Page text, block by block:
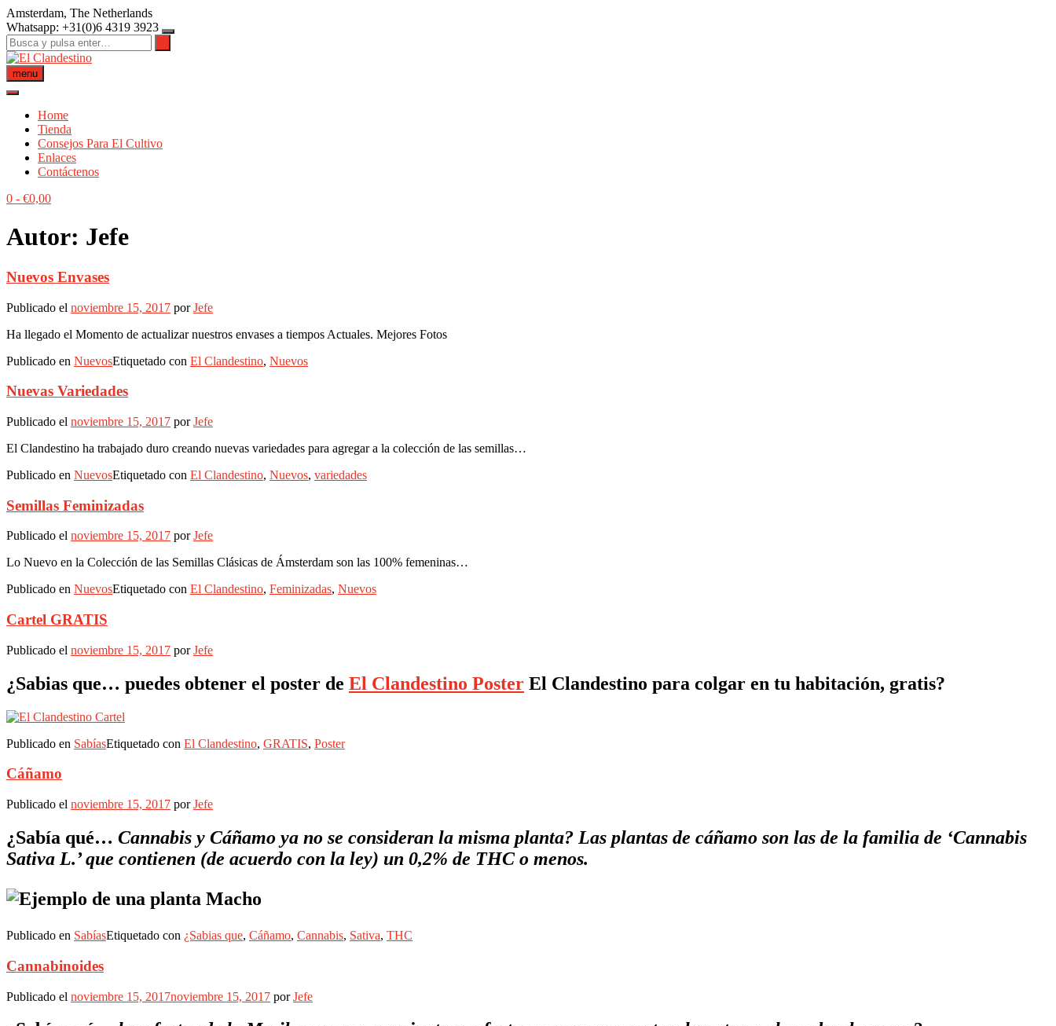
Saltar
al
contenido
Amsterdam, The Netherlands
Whatsapp: +31(0)6 4319 3923
menu
Home
Tienda
Consejos Para El Cultivo
Enlaces
Contáctenos
0 - €0,00
Autor: Jefe
Nuevos Envases
Publicado el noviembre 15, 2017 porJefe
Ha llegado el Momento de actualizar nuestros envases a tiempos Actuales. Mejores Fotos
Publicado en NuevosEtiquetado con El Clandestino, Nuevos
Nuevas Variedades
Publicado el noviembre 15, 2017 porJefe
El Clandestino ha trabajado duro creando nuevas variedades para agregar a la colección de las semillas…
Publicado en NuevosEtiquetado con El Clandestino, Nuevos, variedades
Semillas Feminizadas
Publicado el noviembre 15, 2017 porJefe
Lo Nuevo en la Colección de las Semillas Clásicas de Ámsterdam son las 100% femeninas…
Publicado en NuevosEtiquetado con El Clandestino, Feminizadas, Nuevos
Cartel GRATIS
Publicado el noviembre 15, 2017 porJefe
¿Sabias que… puedes obtener el poster de El Clandestino Poster El Clandestino para colgar en tu habitación, gratis?
Publicado en SabíasEtiquetado con El Clandestino, GRATIS, Poster
Cáñamo
Publicado el noviembre 15, 2017 porJefe
¿Sabía qué… Cannabis y Cáñamo ya no se consideran la misma planta? Las plantas de cáñamo son las de la familia de ‘Cannabis
Sativa L.’ que contienen (de acuerdo con la ley) un 0,2% de THC o menos.
Publicado en SabíasEtiquetado con ¿Sabias que, Cáñamo, Cannabis, Sativa, THC
Cannabinoides
Publicado el noviembre 15, 2017noviembre 15, 2017 porJefe